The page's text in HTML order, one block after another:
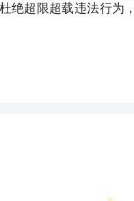
绝超限超载违法行为